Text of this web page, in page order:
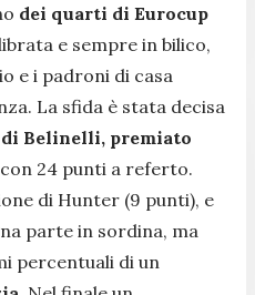
dei quarti di Eurocup
e sempre in bilico,
e i padroni di casa
La sfida è stata decisa
Belinelli, premiato
24 punti a referto.
di Hunter (9 punti), e
parte in sordina, ma
percentuali di un